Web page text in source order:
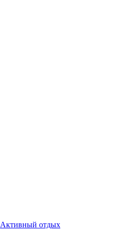
Активный отдых